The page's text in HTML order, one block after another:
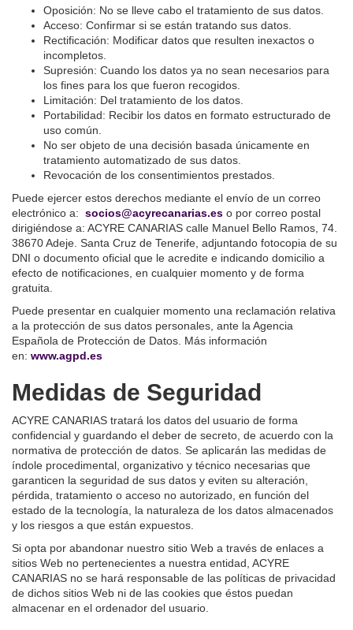
Oposición: No se lleve cabo el tratamiento de sus datos.
Acceso: Confirmar si se están tratando sus datos.
Rectificación: Modificar datos que resulten inexactos o
incompletos.
Supresión: Cuando los datos ya no sean necesarios para
los fines para los que fueron recogidos.
Limitación: Del tratamiento de los datos.
Portabilidad: Recibir los datos en formato estructurado de
uso común.
No ser objeto de una decisión basada únicamente en
tratamiento automatizado de sus datos.
Revocación de los consentimientos prestados.
Puede ejercer estos derechos mediante el envío de un correo
electrónico a: socios@acyrecanarias.es o por correo postal
dirigiéndose a: ACYRE CANARIAS calle Manuel Bello Ramos, 74.
38670 Adeje. Santa Cruz de Tenerife, adjuntando fotocopia de su
DNI o documento oficial que le acredite e indicando domicilio a
efecto de notificaciones, en cualquier momento y de forma
gratuita.
Puede presentar en cualquier momento una reclamación relativa
a la protección de sus datos personales, ante la Agencia
Española de Protección de Datos. Más información
en: www.agpd.es
Medidas de Seguridad
ACYRE CANARIAS tratará los datos del usuario de forma
confidencial y guardando el deber de secreto, de acuerdo con la
normativa de protección de datos. Se aplicarán las medidas de
índole procedimental, organizativo y técnico necesarias que
garanticen la seguridad de sus datos y eviten su alteración,
pérdida, tratamiento o acceso no autorizado, en función del
estado de la tecnología, la naturaleza de los datos almacenados
y los riesgos a que están expuestos.
Si opta por abandonar nuestro sitio Web a través de enlaces a
sitios Web no pertenecientes a nuestra entidad, ACYRE
CANARIAS no se hará responsable de las políticas de privacidad
de dichos sitios Web ni de las cookies que éstos puedan
almacenar en el ordenador del usuario.